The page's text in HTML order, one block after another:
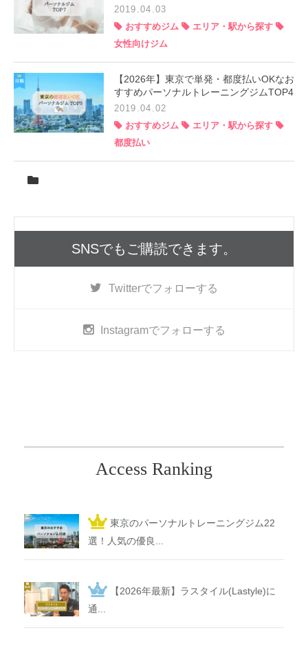
2019.04.03
おすすめジム
エリア・駅から探す
女性向けジム
【2026年】東京で単発・都度払いOKなお
すすめパーソナルトレーニングジムTOP4
2019.04.02
おすすめジム
エリア・駅から探す
都度払い
SNSでもご購読できます。
Twitterでフォローする
Instagramでフォローする
Access Ranking
東京のパーソナルトレーニングジム22
選！人気の優良...
【2026年最新】ラスタイル(Lastyle)に
通...